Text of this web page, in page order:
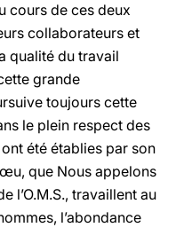
cours de ces deux
collaborateurs et
qualité du travail
grande
toujours cette
le plein respect des
été établies par son
que Nous appelons
l’O.M.S., travaillent au
l’abondance